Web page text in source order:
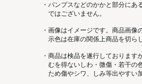
・パンプスなどのかかと部分に
ではございません。
・画像はイメージです。商品画
示色は在庫の関係上商品を切ら
・商品は検品を遂行しておりま
むを得ないしわ・微傷・若干の
ため傷やシワ、しみ等出やすい